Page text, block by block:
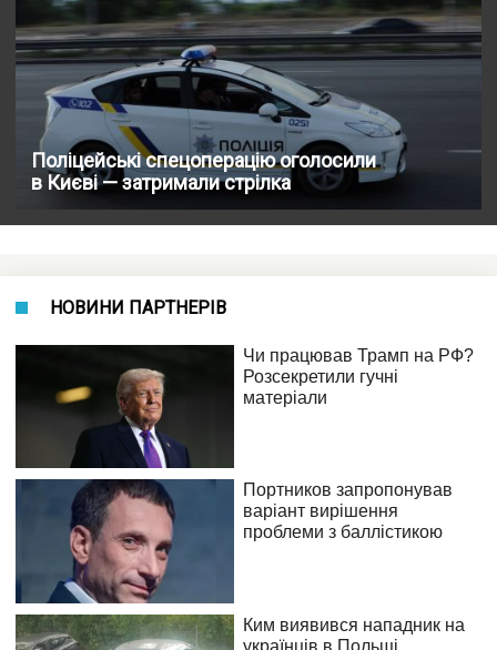
Поліцейські спецоперацію оголосили
в Києві — затримали стрілка
НОВИНИ ПАРТНЕРІВ